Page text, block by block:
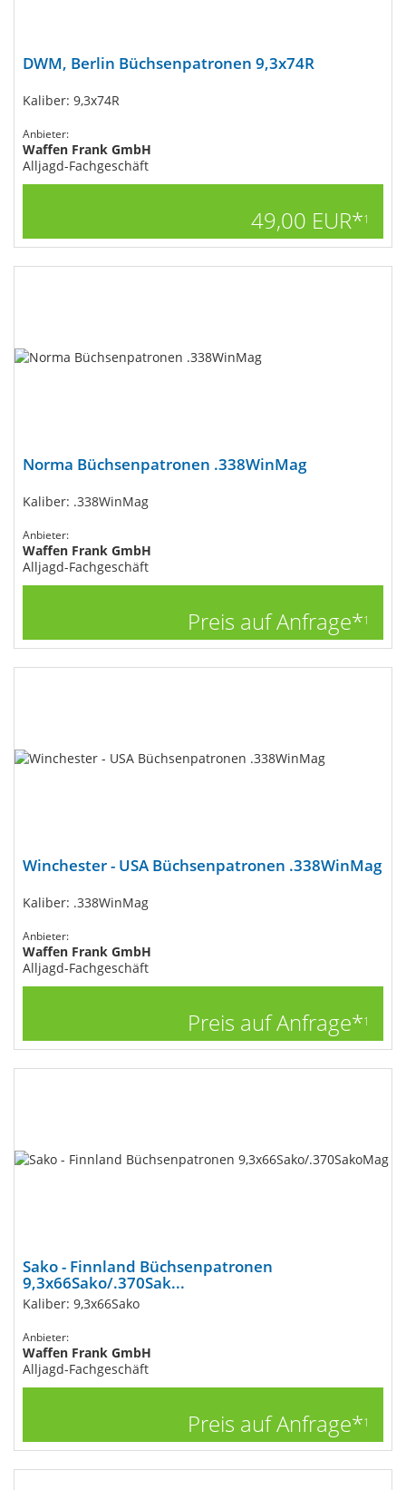
DWM, Berlin Büchsenpatronen 9,3x74R
Kaliber: 9,3x74R
Anbieter:
Waffen Frank GmbH
Alljagd-Fachgeschäft
49,00 EUR*1
Norma Büchsenpatronen .338WinMag
Kaliber: .338WinMag
Anbieter:
Waffen Frank GmbH
Alljagd-Fachgeschäft
Preis auf Anfrage*1
Winchester - USA Büchsenpatronen .338WinMag
Kaliber: .338WinMag
Anbieter:
Waffen Frank GmbH
Alljagd-Fachgeschäft
Preis auf Anfrage*1
Sako - Finnland Büchsenpatronen
9,3x66Sako/.370Sak...
Kaliber: 9,3x66Sako
Anbieter:
Waffen Frank GmbH
Alljagd-Fachgeschäft
Preis auf Anfrage*1